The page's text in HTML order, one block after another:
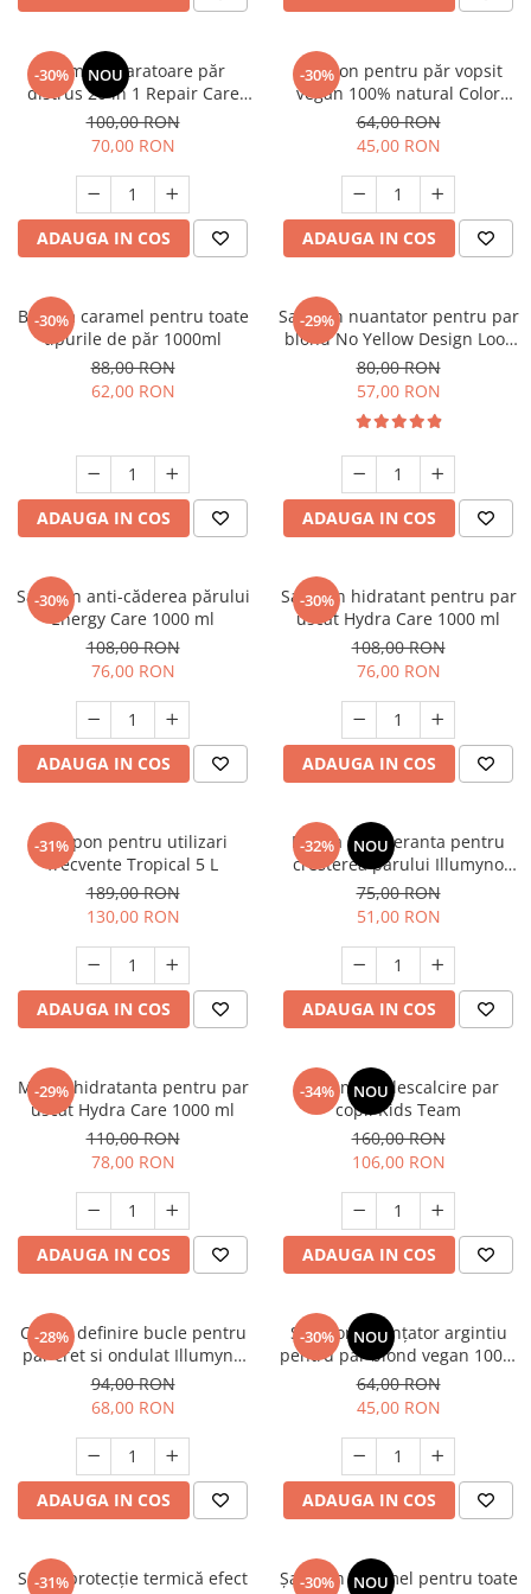
-30% NOU
Cremă reparatoare păr
distrus 20 în 1 Repair Care
300ml
100,00 RON
70,00 RON
ADAUGA IN COS
-30%
Șampon pentru păr vopsit
vegan 100% natural Color
Protect 250 ml
64,00 RON
45,00 RON
ADAUGA IN COS
-30%
Balsam caramel pentru toate
tipurile de păr 1000ml
88,00 RON
62,00 RON
ADAUGA IN COS
-29%
Sampon nuantator pentru par
blond No Yellow Design Look
300 ml
80,00 RON
57,00 RON
ADAUGA IN COS
-30%
Sampon anti-căderea părului
Energy Care 1000 ml
108,00 RON
76,00 RON
ADAUGA IN COS
-30%
Sampon hidratant pentru par
uscat Hydra Care 1000 ml
108,00 RON
76,00 RON
ADAUGA IN COS
-31%
Sampon pentru utilizari
frecvente Tropical 5 L
189,00 RON
130,00 RON
ADAUGA IN COS
-32% NOU
Masca regeneranta pentru
cresterea parului Illumyno
250 ml
75,00 RON
51,00 RON
ADAUGA IN COS
-29%
Masca hidratanta pentru par
uscat Hydra Care 1000 ml
110,00 RON
78,00 RON
ADAUGA IN COS
-34% NOU
Tratament descalcire par
copii Kids Team
160,00 RON
106,00 RON
ADAUGA IN COS
-28%
Cremă definire bucle pentru
par cret si ondulat Illumyno
300 ml
94,00 RON
68,00 RON
ADAUGA IN COS
-30% NOU
Șampon nuanțator argintiu
pentru păr blond vegan 100%
natural 250 ml
64,00 RON
45,00 RON
ADAUGA IN COS
-31%
Spray protecție termică efect
-30% NOU
Șampon caramel pentru toate